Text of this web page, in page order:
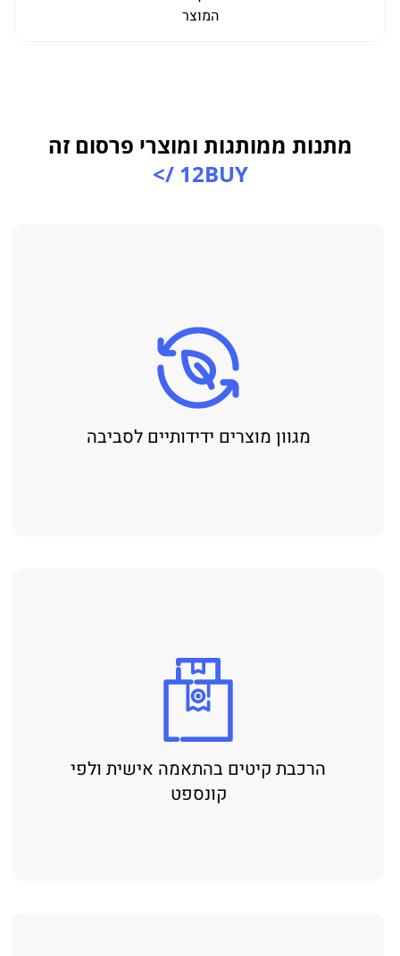
המוצר
מתנות ממותגות ומוצרי פרסום זה
12BUY />
מגוון מוצרים ידידותיים לסביבה
הרכבת קיטים בהתאמה אישית ולפי
קונספט